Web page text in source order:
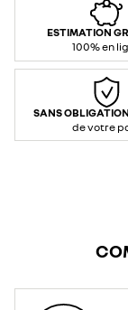
ESTIMATION
100% en
SANS
de votre